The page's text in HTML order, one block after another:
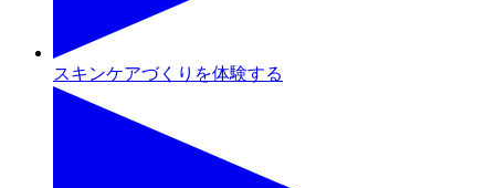
スキンケアづくりを体験する